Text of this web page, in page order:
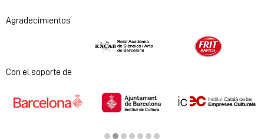
Agradecimientos
Diapositiva 1 de 2
Con el soporte de